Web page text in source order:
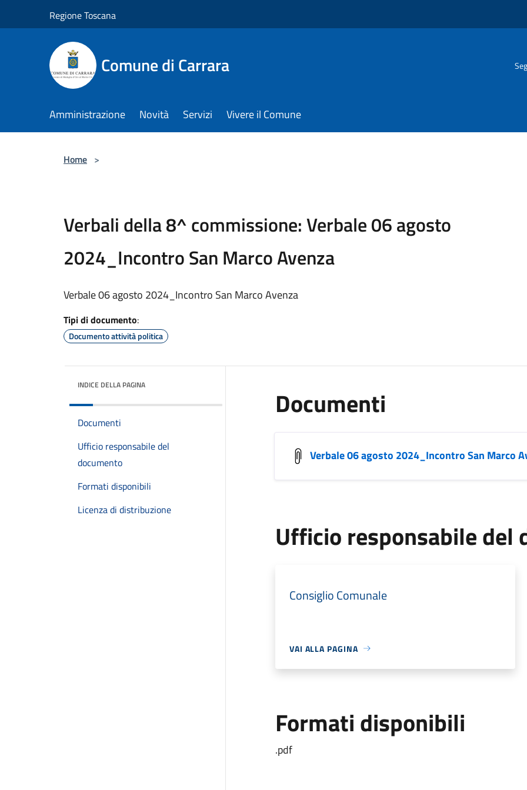
Regione Toscana
Comune di Carrara
Amministrazione Novità Servizi Vivere il Comune
Home >
Verbali della 8^ commissione: Verbale 06 agosto
2024_Incontro San Marco Avenza
Verbale 06 agosto 2024_Incontro San Marco Avenza
Tipi di documento:
Documento attività politica
INDICE DELLA PAGINA
Documenti
Ufficio responsabile del
documento
Formati disponibili
Licenza di distribuzione
Documenti
Verbale 06 agosto 2024_Incontro San Marco
Ufficio responsabile del
Consiglio Comunale
VAI ALLA PAGINA
Formati disponibili
.pdf